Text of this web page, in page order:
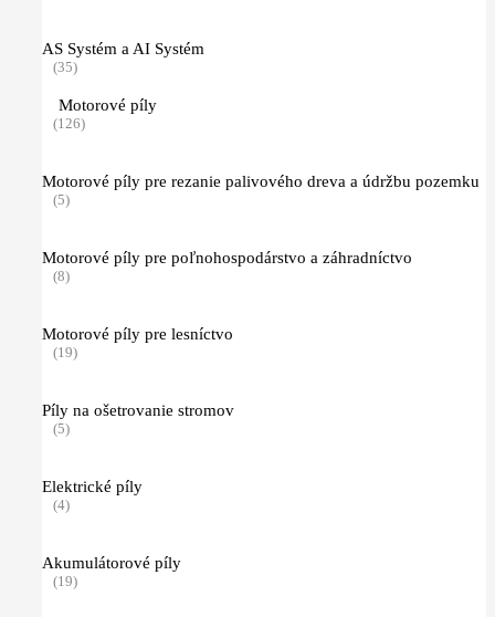
AS Systém a AI Systém
(35)
Motorové píly
(126)
Motorové píly pre rezanie palivového dreva a údržbu pozemku
(5)
Motorové píly pre poľnohospodárstvo a záhradníctvo
(8)
Motorové píly pre lesníctvo
(19)
Píly na ošetrovanie stromov
(5)
Elektrické píly
(4)
Akumulátorové píly
(19)